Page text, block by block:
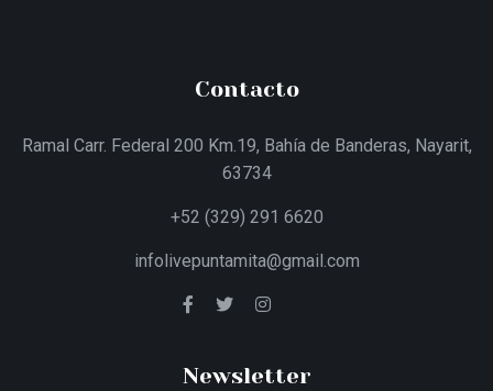
Contacto
Ramal Carr. Federal 200 Km.19, Bahía de Banderas, Nayarit,
63734
+52 (329) 291 6620
infolivepuntamita@gmail.com
Newsletter